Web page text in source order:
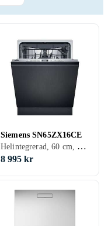
Siemens SN65ZX16CE
Helintegrerad, 60 cm, 40 dB, B
8 995 kr